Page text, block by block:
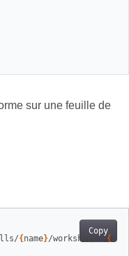
sur une feuille de
Copy
{ name}/worksheets/ {